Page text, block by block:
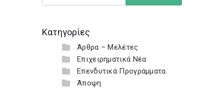
Κατηγορίες
Άρθρα – Μελέτες
Επιχειρηματικά Νέα
Επενδυτικά Προγράμματα
Άποψη